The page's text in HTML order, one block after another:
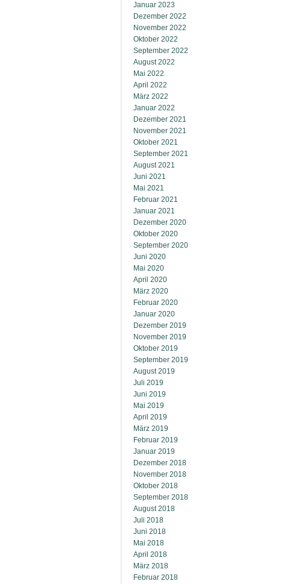
Januar 2023
Dezember 2022
November 2022
Oktober 2022
September 2022
August 2022
Mai 2022
April 2022
März 2022
Januar 2022
Dezember 2021
November 2021
Oktober 2021
September 2021
August 2021
Juni 2021
Mai 2021
Februar 2021
Januar 2021
Dezember 2020
Oktober 2020
September 2020
Juni 2020
Mai 2020
April 2020
März 2020
Februar 2020
Januar 2020
Dezember 2019
November 2019
Oktober 2019
September 2019
August 2019
Juli 2019
Juni 2019
Mai 2019
April 2019
März 2019
Februar 2019
Januar 2019
Dezember 2018
November 2018
Oktober 2018
September 2018
August 2018
Juli 2018
Juni 2018
Mai 2018
April 2018
März 2018
Februar 2018